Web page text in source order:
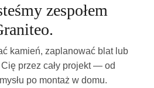
zespołem
kamień, zaplanować blat lub
przez cały projekt — od
po montaż w domu.